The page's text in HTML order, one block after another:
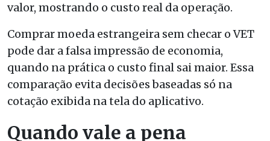
valor, mostrando o custo real da operação.
Comprar moeda estrangeira sem checar o VET
pode dar a falsa impressão de economia,
quando na prática o custo final sai maior. Essa
comparação evita decisões baseadas só na
cotação exibida na tela do aplicativo.
Quando vale a pena